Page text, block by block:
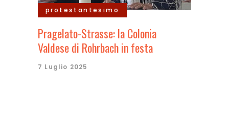
protestantesimo
Pragelato-Strasse: la Colonia
Valdese di Rohrbach in festa
7 Luglio 2025